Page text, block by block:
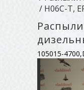
/ H06C-T,